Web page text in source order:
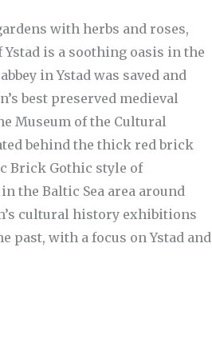
with herbs and roses,
Ystad is a soothing oasis in the
in Ystad was saved and
best preserved medieval
Museum of the Cultural
behind the thick red brick
Brick Gothic style of
the Baltic Sea area around
cultural history exhibitions
past, with a focus on Ystad and